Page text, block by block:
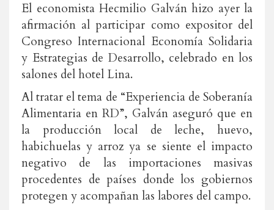
El economista Hecmilio Galván hizo ayer la
afirmación al participar como expositor del
Congreso Internacional Economía Solidaria
y Estrategias de Desarrollo, celebrado en los
salones del hotel Lina.
Al tratar el tema de “Experiencia de Soberanía
Alimentaria en RD”, Galván aseguró que en
la producción local de leche, huevo,
habichuelas y arroz ya se siente el impacto
negativo de las importaciones masivas
procedentes de países donde los gobiernos
protegen y acompañan las labores del campo.